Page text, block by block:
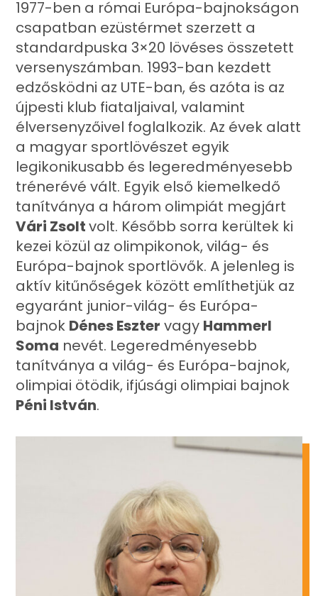
1977-ben a római Európa-bajnokságon
csapatban ezüstérmet szerzett a
standardpuska 3×20 lövéses összetett
versenyszámban. 1993-ban kezdett
edzősködni az UTE-ban, és azóta is az
újpesti klub fiataljaival, valamint
élversenyzőivel foglalkozik. Az évek alatt
a magyar sportlövészet egyik
legikonikusabb és legeredményesebb
trénerévé vált. Egyik első kiemelkedő
tanítványa a három olimpiát megjárt
Vári Zsoltvolt. Később sorra kerültek ki
kezei közül az olimpikonok, világ- és
Európa-bajnok sportlövők. A jelenleg is
aktív kitűnőségek között említhetjük az
egyaránt junior-világ- és Európa-
bajnok Dénes Eszter vagy Hammerl
Soma nevét. Legeredményesebb
tanítványa a világ- és Európa-bajnok,
olimpiai ötödik, ifjúsági olimpiai bajnok
Péni István.